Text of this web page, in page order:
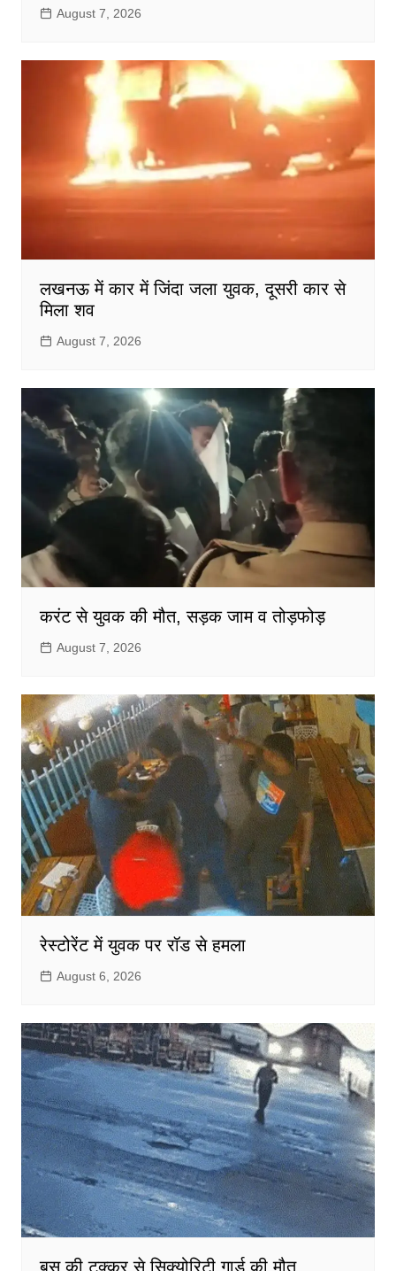
August 7, 2026
लखनऊ में कार में जिंदा जला युवक, दूसरी कार से
मिला शव
August 7, 2026
करंट से युवक की मौत, सड़क जाम व तोड़फोड़
August 7, 2026
रेस्टोरेंट में युवक पर रॉड से हमला
August 6, 2026
बस की टक्कर से सिक्योरिटी गार्ड की मौत